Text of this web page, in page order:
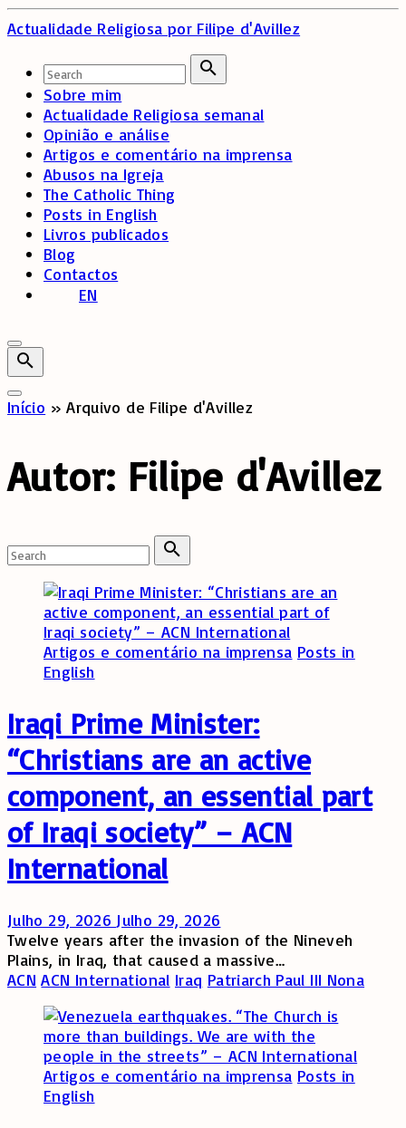
to
Actualidade Religiosa por Filipe d'Avillez
Search
Search
for:
Sobre mim
Actualidade Religiosa semanal
Opinião e análise
Artigos e comentário na imprensa
Abusos na Igreja
The Catholic Thing
Posts in English
Livros publicados
Blog
Contactos
EN
Início »Arquivo de Filipe d'Avillez
Autor: Filipe d'Avillez
Search
Search
for:
Artigos e comentário na imprensa Posts in
English
Iraqi Prime Minister:
“Christians are an active
component, an essential part
of Iraqi society” – ACN
International
Julho 29, 2026 Julho 29, 2026
Twelve years after the invasion of the Nineveh
Plains, in Iraq, that caused a massive…
ACN ACN International Iraq Patriarch Paul III Nona
Artigos e comentário na imprensa Posts in
English